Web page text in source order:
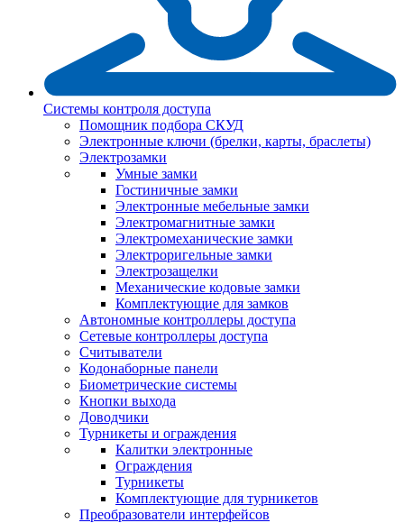
Системы контроля доступа
Помощник подбора СКУД
Электронные ключи (брелки, карты, браслеты)
Электрозамки
Умные замки
Гостиничные замки
Электронные мебельные замки
Электромагнитные замки
Электромеханические замки
Электроригельные замки
Электрозащелки
Механические кодовые замки
Комплектующие для замков
Автономные контроллеры доступа
Сетевые контроллеры доступа
Считыватели
Кодонаборные панели
Биометрические системы
Кнопки выхода
Доводчики
Турникеты и ограждения
Калитки электронные
Ограждения
Турникеты
Комплектующие для турникетов
Преобразователи интерфейсов